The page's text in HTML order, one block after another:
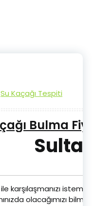
Su Kaçağı Tespiti
Bulma
karşılaşmanızı
olacağımızı